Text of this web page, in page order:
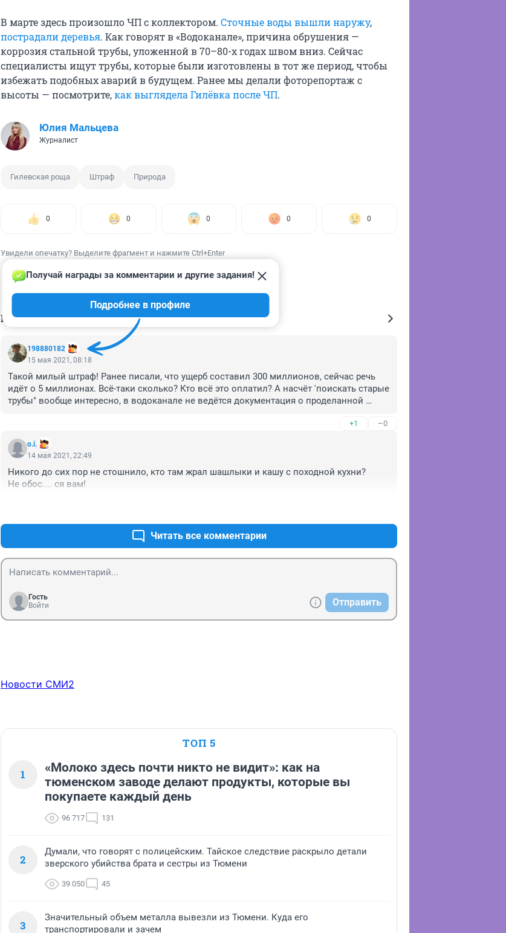
В марте здесь произошло ЧП с коллектором. Сточные воды вышли наружу,
пострадали деревья. Как говорят в «Водоканале», причина обрушения —
коррозия стальной трубы, уложенной в 70–80-х годах швом вниз. Сейчас
специалисты ищут трубы, которые были изготовлены в тот же период, чтобы
избежать подобных аварий в будущем. Ранее мы делали фоторепортаж с
высоты — посмотрите,как выглядела Гилёвка после ЧП.
Юлия Мальцева
Журналист
Гилевская роща Штраф Природа
0 0 0 0 0
Увидели опечатку? Выделите фрагмент и нажмите Ctrl+Enter
КОММЕНТАРИИ 6
198880182
Получай награды за комментарии и другие задания!
Подробнее в профиле
15 мая 2021, 08:18
Такой милый штраф! Ранее писали, что ущерб составил 300 миллионов, сейчас речь
идёт о 5 миллионах. Всё-таки сколько? Кто всё это оплатил? А насчёт 'поискать старые
трубы" вообще интересно, в водоканале не ведётся документация о проделанной
знают где искать не надо ржавые трубы, ибо прекрасно знают места, в которые не
заглядывают десятилетиями.
+1 –0
o.i.
14 мая 2021, 22:49
Никого до сих пор не стошнило, кто там жрал шашлыки и кашу с походной кухни?
Не обос.... ся вам!
Читать все комментарии
Гость
Войти
Отправить
Новости СМИ2
ТОП 5
1
«Молоко здесь почти никто не видит»: как на
тюменском заводе делают продукты, которые вы
покупаете каждый день
96 717 131
2
Думали, что говорят с полицейским. Тайское следствие раскрыло детали
зверского убийства брата и сестры из Тюмени
39 050 45
3
Значительный объем металла вывезли из Тюмени. Куда его
транспортировали и зачем